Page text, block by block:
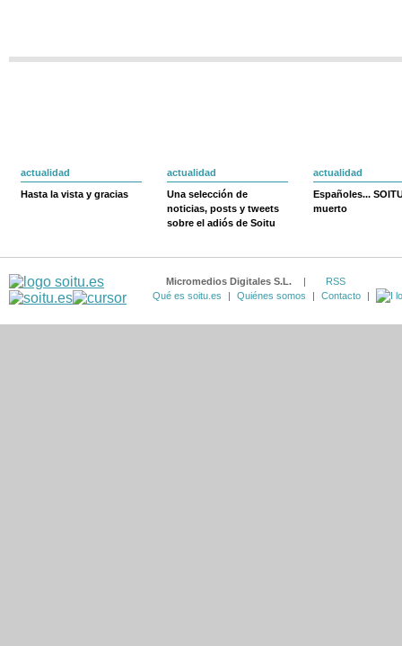
actualidad
Hasta la vista y gracias
actualidad
Una selección de
noticias, posts y tweets
sobre el adiós de Soitu
actualidad
Españoles...
muerto
Micromedios Digitales S.L. |
RSS
Qué es soitu.es
| Quiénes somos | Contacto |